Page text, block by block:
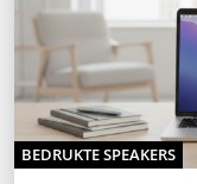
BEDRUKTE SPEAKERS